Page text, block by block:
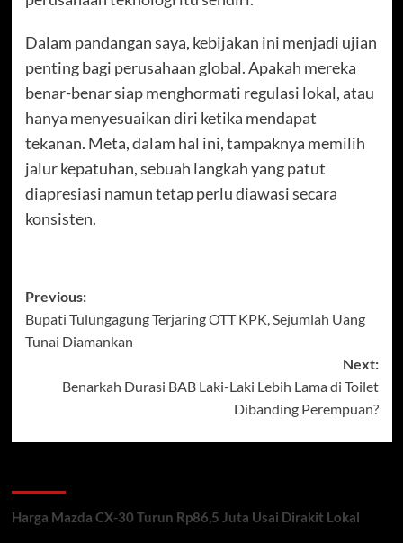
Dalam pandangan saya, kebijakan ini menjadi ujian
penting bagi perusahaan global. Apakah mereka
benar-benar siap menghormati regulasi lokal, atau
hanya menyesuaikan diri ketika mendapat
tekanan. Meta, dalam hal ini, tampaknya memilih
jalur kepatuhan, sebuah langkah yang patut
diapresiasi namun tetap perlu diawasi secara
konsisten.
Post
navigation
Previous:
Bupati Tulungagung Terjaring OTT KPK, Sejumlah Uang
Tunai Diamankan
Next:
Benarkah Durasi BAB Laki-Laki Lebih Lama di Toilet
Dibanding Perempuan?
Harga Mazda CX-30 Turun Rp86,5 Juta Usai Dirakit Lokal